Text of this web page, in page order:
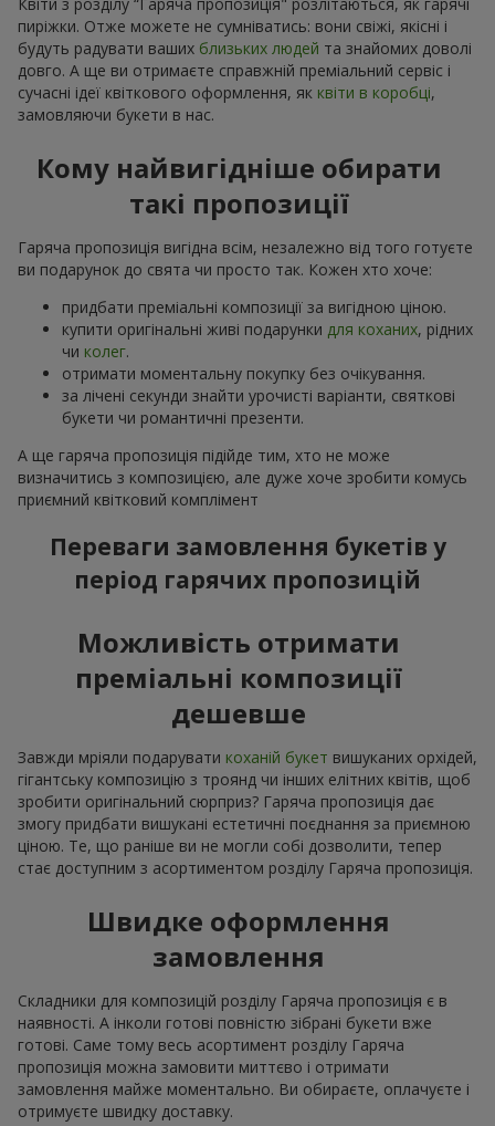
пиріжки. Отже можете не сумніватись: вони свіжі, якісні і
будуть радувати ваших близьких людей та знайомих доволі
довго. А ще ви отримаєте справжній преміальний сервіс і
сучасні ідеї квіткового оформлення, як квіти в коробці,
замовляючи букети в нас.
Кому найвигідніше обирати
такі пропозиції
Гаряча пропозиція вигідна всім, незалежно від того готуєте
ви подарунок до свята чи просто так. Кожен хто хоче:
придбати преміальні композиції за вигідною ціною.
купити оригінальні живі подарунки для коханих, рідних
чи колег.
отримати моментальну покупку без очікування.
за лічені секунди знайти урочисті варіанти, святкові
букети чи романтичні презенти.
А ще гаряча пропозиція підійде тим, хто не може
визначитись з композицією, але дуже хоче зробити комусь
приємний квітковий комплімент
Переваги замовлення букетів у
період гарячих пропозицій
Можливість отримати
преміальні композиції
дешевше
Завжди мріяли подарувати коханій букет вишуканих орхідей,
гігантську композицію з троянд чи інших елітних квітів, щоб
зробити оригінальний сюрприз? Гаряча пропозиція дає
змогу придбати вишукані естетичні поєднання за приємною
ціною. Те, що раніше ви не могли собі дозволити, тепер
стає доступним з асортиментом розділу Гаряча пропозиція.
Швидке оформлення
замовлення
Складники для композицій розділу Гаряча пропозиція є в
наявності. А інколи готові повністю зібрані букети вже
готові. Саме тому весь асортимент розділу Гаряча
пропозиція можна замовити миттєво і отримати
замовлення майже моментально. Ви обираєте, оплачуєте і
отримуєте швидку доставку.